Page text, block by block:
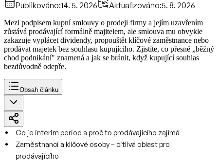
Publikováno:14. 5. 2026 Aktualizováno:5. 8. 2026
Mezi podpisem kupní smlouvy o prodeji firmy a jejím uzavřením
zůstává prodávající formálně majitelem, ale smlouva mu obvykle
zakazuje vyplácet dividendy, propouštět klíčové zaměstnance nebo
prodávat majetek bez souhlasu kupujícího. Zjistíte, co přesně „běžný
chod podnikání" znamená a jak se bránit, když kupující souhlas
bezdůvodně odepře.
Obsah článku
Co je interim period a proč to prodávajícího zajímá
Zaměstnanci a klíčové osoby – citlivá oblast pro
prodávajícího